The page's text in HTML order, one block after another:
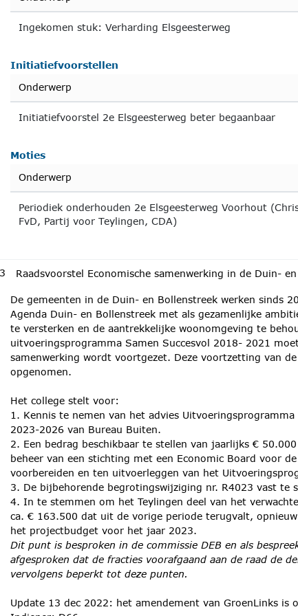
Ingekomen stuk: Verharding Elsgeesterweg
Initiatiefvoorstellen
Onderwerp
Initiatiefvoorstel 2e Elsgeesterweg beter begaanbaar
Moties
Onderwerp
Periodiek onderhouden 2e Elsgeesterweg Voorhout
FvD, Partij voor Teylingen, CDA)
Raadsvoorstel Economische samenwerking in de Duin-
De gemeenten in de Duin- en Bollenstreek werken sinds
Agenda Duin- en Bollenstreek met als gezamenlijke
te versterken en de aantrekkelijke woonomgeving te
uitvoeringsprogramma Samen Succesvol 2018- 2021
samenwerking wordt voortgezet. Deze voortzetting van
opgenomen.
Het college stelt voor:
1. Kennis te nemen van het advies
2023-2026 van Bureau Buiten.
2. Een bedrag beschikbaar te stellen van jaarlijks €
beheer van een stichting met een Economic Board voor
voorbereiden en ten uitvoerleggen van het
3. De bijbehorende begrotingswijziging nr. R4023 vast te
4. In te stemmen om het Teylingen deel van het
ca. € 163.500 dat uit de vorige periode terugvalt,
het projectbudget voor het jaar 2023.
Dit punt is besproken in de commissie DEB en als
afgesproken dat de fracties voorafgaand aan de raad de
vervolgens beperkt tot deze punten.
Update 13 dec 2022: het amendement van GroenLinks is